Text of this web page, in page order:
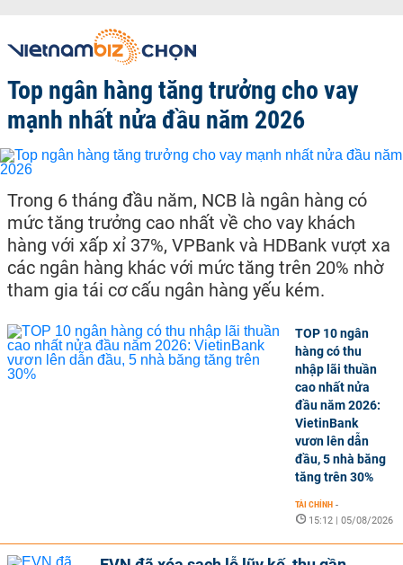
Top ngân hàng tăng trưởng cho vay
mạnh nhất nửa đầu năm 2026
Trong 6 tháng đầu năm, NCB là ngân hàng có
mức tăng trưởng cao nhất về cho vay khách
hàng với xấp xỉ 37%, VPBank và HDBank vượt xa
các ngân hàng khác với mức tăng trên 20% nhờ
tham gia tái cơ cấu ngân hàng yếu kém.
TOP 10 ngân
hàng có thu
nhập lãi thuần
cao nhất nửa
đầu năm 2026:
VietinBank
vươn lên dẫn
đầu, 5 nhà băng
tăng trên 30%
TÀI CHÍNH -
15:12 | 05/08/2026